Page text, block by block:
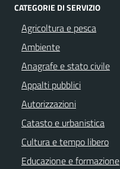
CATEGORIE DI SERVIZIO
Agricoltura e pesca
Ambiente
Anagrafe e stato civile
Appalti pubblici
Autorizzazioni
Catasto e urbanistica
Cultura e tempo libero
Educazione e formazione